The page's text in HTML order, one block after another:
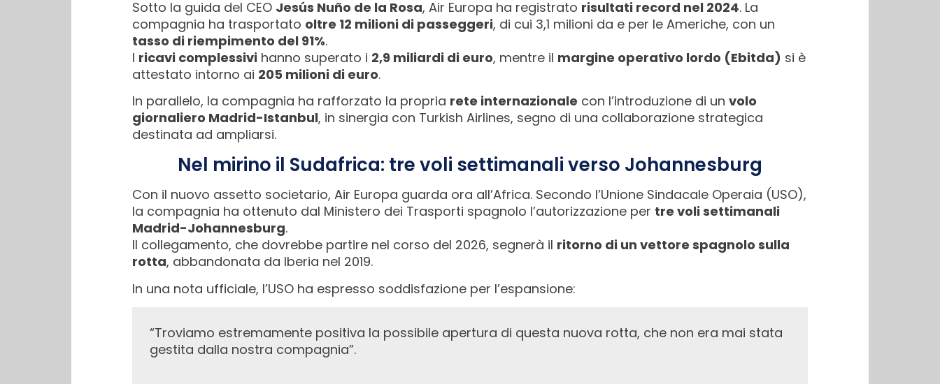
Sotto la guida del CEO Jesús Nuño de la Rosa, Air Europa ha registrato risultati record nel 2024. La
compagnia ha trasportato oltre 12 milioni di passeggeri, di cui 3,1 milioni da e per le Americhe, con un
tasso di riempimento del 91%.
I ricavi complessivi hanno superato i 2,9 miliardi di euro, mentre il margine operativo lordo (Ebitda) si è
attestato intorno ai 205 milioni di euro.
In parallelo, la compagnia ha rafforzato la propria rete internazionale con l’introduzione di un volo
giornaliero Madrid-Istanbul, in sinergia con Turkish Airlines, segno di una collaborazione strategica
destinata ad ampliarsi.
Nel mirino il Sudafrica: tre voli settimanali verso Johannesburg
Con il nuovo assetto societario, Air Europa guarda ora all’Africa. Secondo l’Unione Sindacale Operaia (USO),
la compagnia ha ottenuto dal Ministero dei Trasporti spagnolo l’autorizzazione per tre voli settimanali
Madrid-Johannesburg.
Il collegamento, che dovrebbe partire nel corso del 2026, segnerà il ritorno di un vettore spagnolo sulla
rotta, abbandonata da Iberia nel 2019.
In una nota ufficiale, l’USO ha espresso soddisfazione per l’espansione:
“Troviamo estremamente positiva la possibile apertura di questa nuova rotta, che non era mai stata
gestita dalla nostra compagnia”.